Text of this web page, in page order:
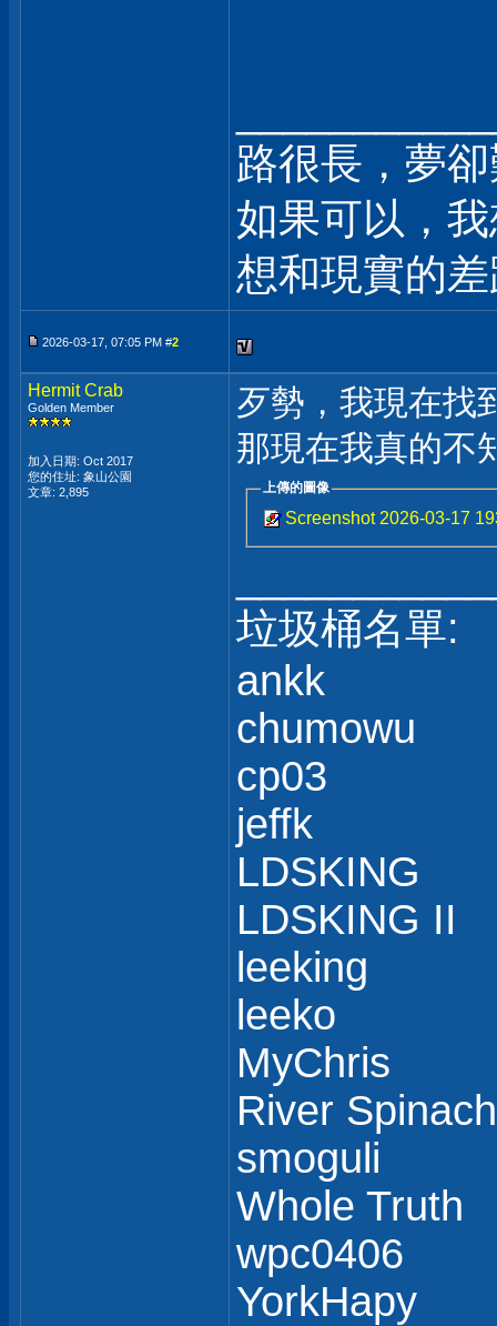
路很長，夢
如果可以，
想和現實的
2026-03-17, 07:05 PM #2
Hermit Crab
Golden Member
加入日期: Oct 2017
您的住址: 象山公園
文章: 2,895
歹勢，我現在找
那現在我真的不
上傳的圖像
Screenshot 2026-03-17
垃圾桶名單:
ankk
chumowu
cp03
jeffk
LDSKING
LDSKING II
leeking
leeko
MyChris
River Spinach
smoguli
Whole Truth
wpc0406
YorkHapy